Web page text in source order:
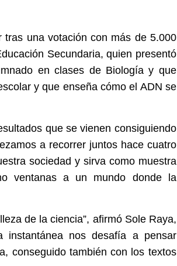
una votación con más de 5.000
Secundaria, quien presentó
en clases de Biología y que
y que enseña cómo el ADN se
que se vienen consiguiendo
a recorrer juntos hace cuatro
sociedad y sirva como muestra
ventanas a un mundo donde la
de la ciencia”, afirmó Sole Raya,
nos desafía a pensar
conseguido también con los textos